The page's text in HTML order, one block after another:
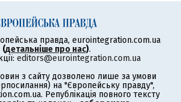
правда, eurointegration.com.ua
(детальніше про нас).
editors@eurointegration.com.ua
з сайту дозволено лише за умови
на "Європейську правду",
Републікація повного тексту